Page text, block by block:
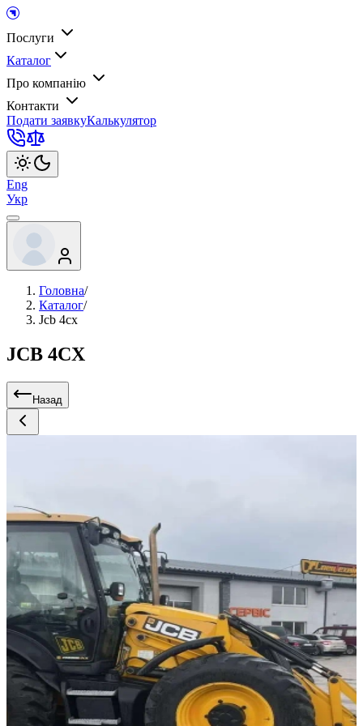
Послуги
Каталог
Про компанію
Контакти
Подати заявкуКалькулятор
Eng
Укр
Головна/
Каталог/
Jcb 4cx
JCB 4CX
Назад